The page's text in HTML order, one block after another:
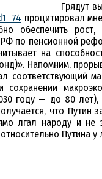
Грядут
процитировал
обеспечить
по пенсионной
на
Напомним,
соответствующий
сохранении
году — до 80 лет),
что
лгал народу и не
Путина